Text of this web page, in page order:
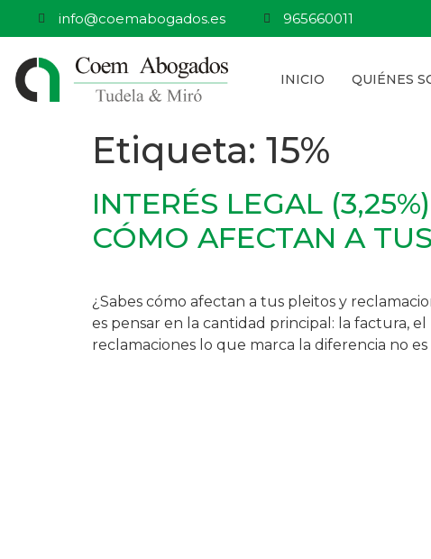
info@coemabogados.es 965660011
INICIO QUIÉNES
Etiqueta: 15%
INTERÉS LEGAL
CÓMO AFECTAN A
¿Sabes cómo afectan a tus pleitos y
es pensar en la cantidad principal: la factura,
reclamaciones lo que marca la diferencia no es